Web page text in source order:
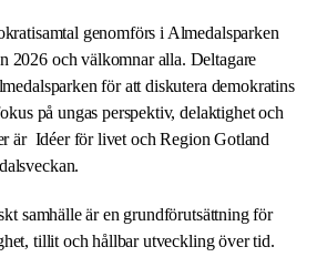
genomförs i Almedalsparken
2026 och välkomnar alla. Deltagare
för att diskutera demokratins
på ungas perspektiv, delaktighet och
är Idéer för livet och Region Gotland
samhälle är en grundförutsättning för
tillit och hållbar utveckling över tid.